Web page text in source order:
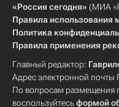
«Россия сегодня» (МИА
Правила использования
Политика
Правила применения
Главный редактор:
Адрес электронной почты
По вопросам размещения
воспользуйтесьформой